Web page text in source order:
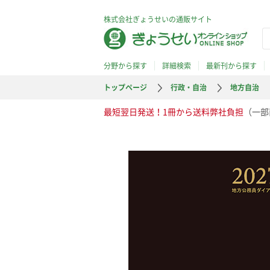
株式会社ぎょうせいの通販サイト
分野から探す 詳細検索
最新刊から探す
トップページ
行政・自治 地方自治
最短翌日発送！1冊から送料弊社負担 （一